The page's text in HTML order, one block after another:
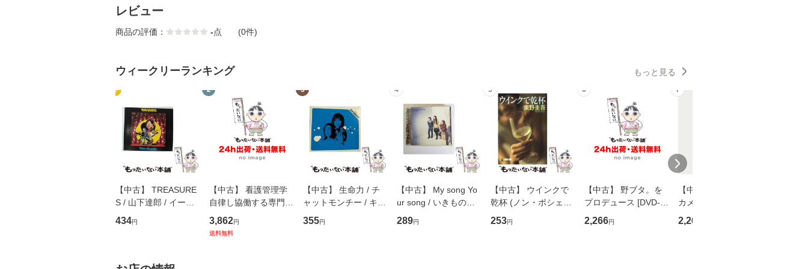
レビュー
商品の評価： -点 (0件)
ウィークリーランキング もっと見る
1
【中古】 TREASURE
S / 山下達郎 / イース
トウエスト・ジャパン
[CD]【メール便送料無
434円
2
【中古】 看護管理学
自律し協働する専門職
の看護マネジメントス
キル 改訂第3版 (看護
3,862円
送料無料
3
【中古】 生命力 / チ
ャットモンチー / キュ
ーンレコード [CD]
【メール便送料無料】
355円
4
【中古】 My song Yo
ur song / いきものが
かり / [CD]【メール便
送料無料】
289円
5
【中古】 ウインクで
乾杯 (ノン・ポシェッ
ト) / 東野圭吾 / 祥伝
社 [文庫]【メール便送
253円
6
【中古】 野ブタ。を
プロデュース [DVD-B
OX] / バップ [DVD]
【メール便送料無料】
2,266円
7
【中古】 明日なき森
カメムシ先生が熊野で
語る / 熊野の森ネット
ワークいちいがしの
2,266